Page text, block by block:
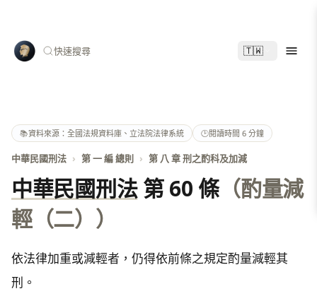
快速搜尋 🇹🇼
📚資料來源：全國法規資料庫、立法院法律系統 🕑閱讀時間 6 分鐘
中華民國刑法 › 第 一 編 總則 › 第 八 章 刑之酌科及加減
中華民國刑法第 60 條（酌量減
輕（二））
依法律加重或減輕者，仍得依前條之規定酌量減輕其
刑。